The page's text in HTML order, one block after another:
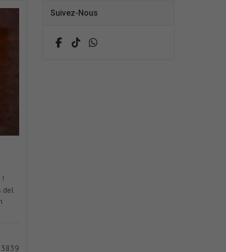
!
del
Suivez-Nous